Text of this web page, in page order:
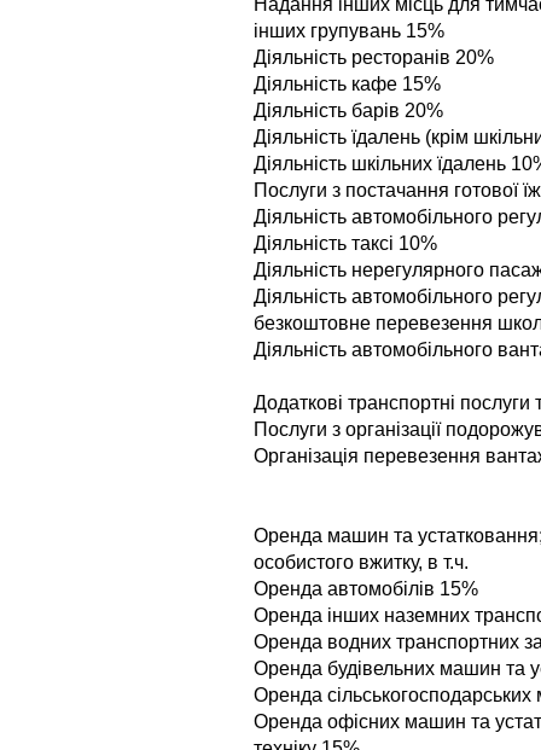
iнших групувань 15%
Дiяльнiсть ресторанiв 20%
Дiяльнiсть кафе 15%
Дiяльнiсть барiв 20%
Дiяльнiсть їдалень (крім
Діяльність шкільних їдалень
Послуги з постачання готової
Дiяльнiсть автомобiльного
Дiяльнiсть таксi 10%
Дiяльнiсть нерегулярного
Дiяльнiсть автомобiльного
безкоштовне перевезення
Діяльність автомобільного
Додатковi транспортнi послуги
Послуги з органiзацiї
Органiзацiя перевезення
Оренда машин та
особистого вжитку, в т.ч.
Оренда автомобiлiв 15%
Оренда iнших наземних
Оренда водних транспортних
Оренда будівельних машин та
Оренда
Оренда офiсних машин та